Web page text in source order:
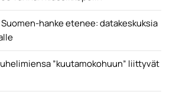
hanke etenee: datakeskuksia
”kuutamokohuun” liittyvät